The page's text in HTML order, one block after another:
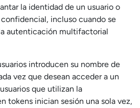
la identidad de un usuario o
incluso cuando se
autenticación multifactorial
introducen su nombre de
vez que desean acceder a un
que utilizan la
tokens inician sesión una sola vez,